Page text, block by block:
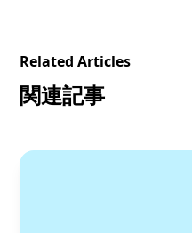
Related Articles
関連記事